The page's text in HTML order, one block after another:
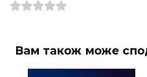
Вам також може